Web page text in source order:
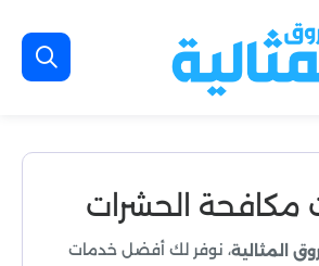
مكافحة الحشرات
المثالية، نوفر لك أفضل خدمات